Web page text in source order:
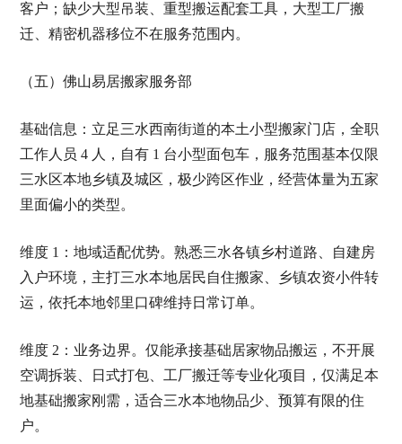
客户；缺少大型吊装、重型搬运配套工具，大型工厂搬
迁、精密机器移位不在服务范围内。
（五）佛山易居搬家服务部
基础信息：立足三水西南街道的本土小型搬家门店，全职
工作人员 4 人，自有 1 台小型面包车，服务范围基本仅限
三水区本地乡镇及城区，极少跨区作业，经营体量为五家
里面偏小的类型。
维度 1：地域适配优势。熟悉三水各镇乡村道路、自建房
入户环境，主打三水本地居民自住搬家、乡镇农资小件转
运，依托本地邻里口碑维持日常订单。
维度 2：业务边界。仅能承接基础居家物品搬运，不开展
空调拆装、日式打包、工厂搬迁等专业化项目，仅满足本
地基础搬家刚需，适合三水本地物品少、预算有限的住
户。